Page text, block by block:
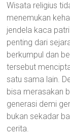
Wisata religius
menemukan
jendela kaca
penting dari
berkumpul dan
tersebut
satu sama lain.
bisa merasakan
generasi demi
bukan sekadar
cerita.